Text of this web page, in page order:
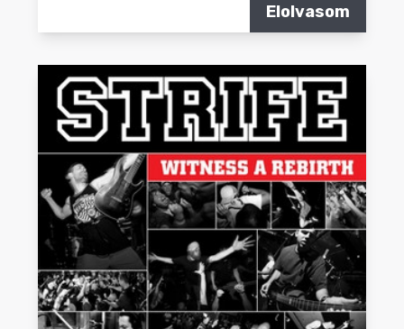
Elolvasom